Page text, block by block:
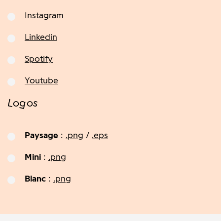
Instagram
Linkedin
Spotify
Youtube
Logos
Paysage : .png / .eps
Mini : .png
Blanc : .png